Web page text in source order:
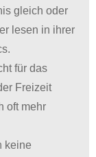
gleich oder
lesen in ihrer
.
für das
Freizeit
oft mehr
keine